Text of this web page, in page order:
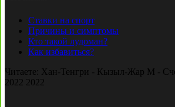
Ставки на спорт
Причины и симптомы
Кто такой лудоман?
Как избавиться?
Читаете: Хан-Тенгри - Кызыл-Жар М -
2022 2022